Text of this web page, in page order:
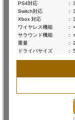
PS4対応
:
Switch対応
:
Xbox 対応
:
ワイヤレス機能
:
×
サラウンド機能
:
重量
:
ドライバサイズ
: